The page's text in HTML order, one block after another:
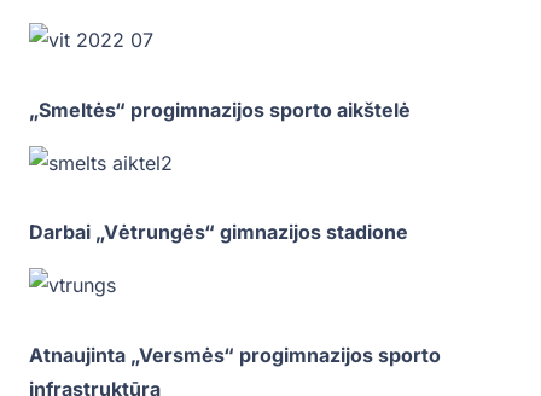
„Smeltės“ progimnazijos sporto aikštelė
Darbai „Vėtrungės“ gimnazijos stadione
Atnaujinta „Versmės“ progimnazijos sporto
infrastruktūra